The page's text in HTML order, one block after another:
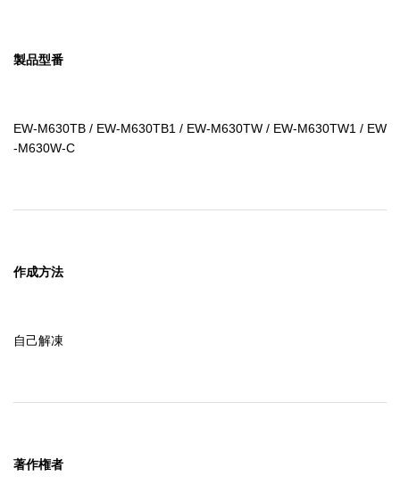
製品型番
EW-M630TB / EW-M630TB1 / EW-M630TW / EW-M630TW1 / EW
-M630W-C
作成方法
自己解凍
著作権者